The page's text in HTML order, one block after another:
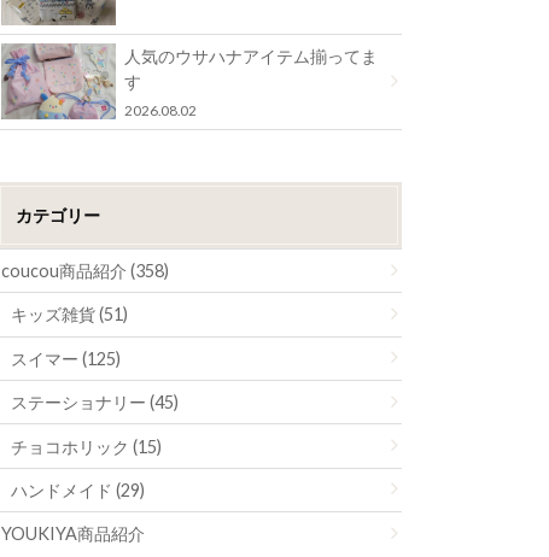
人気のウサハナアイテム揃ってま
す
2026.08.02
カテゴリー
coucou商品紹介 (358)
キッズ雑貨 (51)
スイマー (125)
ステーショナリー (45)
チョコホリック (15)
ハンドメイド (29)
YOUKIYA商品紹介